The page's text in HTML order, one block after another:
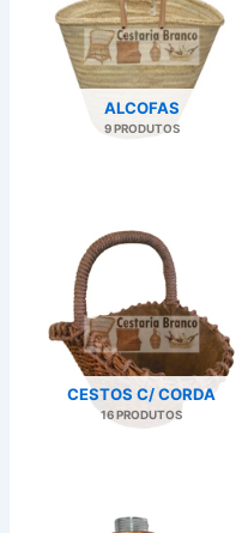
ALCOFAS
9 PRODUTOS
CESTOS C/ CORDA
16 PRODUTOS